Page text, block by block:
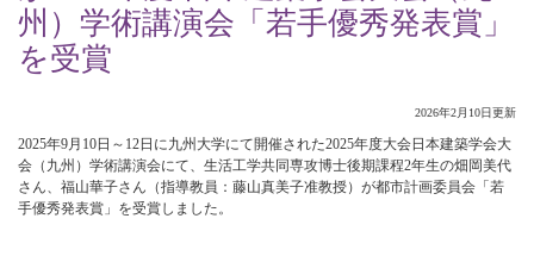
州）学術講演会「若手優秀発表賞」
を受賞
2026年2月10日更新
2025年9月10日～12日に九州大学にて開催された2025年度大会日本建築学会大
会（九州）学術講演会にて、生活工学共同専攻博士後期課程2年生の畑岡美代
さん、福山華子さん（指導教員：藤山真美子准教授）が都市計画委員会「若
手優秀発表賞」を受賞しました。